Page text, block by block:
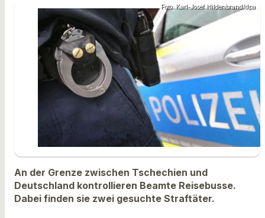
Foto: Karl-Josef Hildenbrand/dpa
An der Grenze zwischen Tschechien und
Deutschland kontrollieren Beamte Reisebusse.
Dabei finden sie zwei gesuchte Straftäter.